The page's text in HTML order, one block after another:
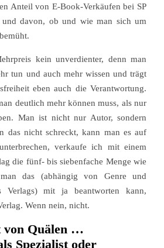
Anteil von E-Book-Verkäufen bei SP
und davon, ob und wie man sich um
kein unverdienter, denn man
tun und auch mehr wissen und trägt
eben auch die Verantwortung.
deutlich mehr können muss, als nur
Man ist nicht nur Autor, sondern
das nicht schreckt, kann man es auf
verkaufe ich mit einem
die fünf- bis siebenfache Menge wie
das (abhängig von Genre und
Verlags) mit ja beantworten kann,
Wenn nein, nicht.
von Quälen …
Spezialist oder